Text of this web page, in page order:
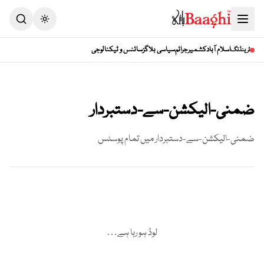
Toggle theme
ٹرینڈنگاسلام آبادکشمیرجرائمسیاسی بلاگزسائنس و ٹیکنالوجی
ضمنی-الیکشن-سے-دستبردار
ضمنی-الیکشن-سے-دستبردارمیں تمام پوسٹس
لوڈ ہو رہا ہے…